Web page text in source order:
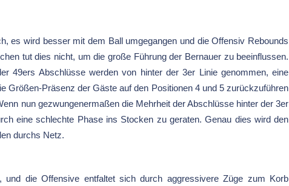
es wird besser mit dem Ball umgegangen und die Offensiv Rebounds
tut dies nicht, um die große Führung der Bernauer zu beeinflussen.
49ers Abschlüsse werden von hinter der 3er Linie genommen, eine
Größen-Präsenz der Gäste auf den Positionen 4 und 5 zurückzuführen
nun gezwungenermaßen die Mehrheit der Abschlüsse hinter der 3er
eine schlechte Phase ins Stocken zu geraten. Genau dies wird den
durchs Netz.
die Offensive entfaltet sich durch aggressivere Züge zum Korb